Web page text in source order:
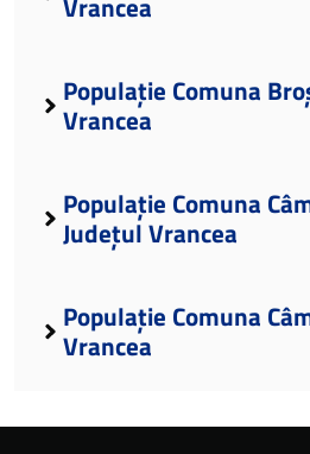
Populație Comuna
Vrancea
Populație Comuna
Județul Vrancea
Populație Comuna
Vrancea